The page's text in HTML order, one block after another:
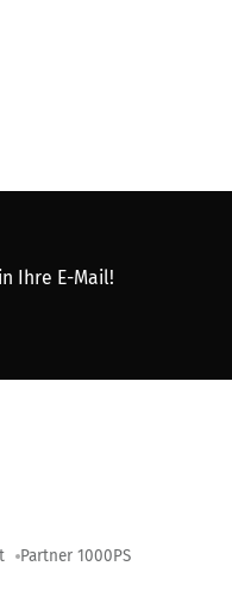
Ihre E-Mail!
Partner 1000PS